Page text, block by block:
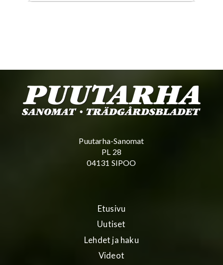
Puutarha-Sanomat
PL 28
04131 SIPOO
Etusivu
Uutiset
Lehdet ja haku
Videot